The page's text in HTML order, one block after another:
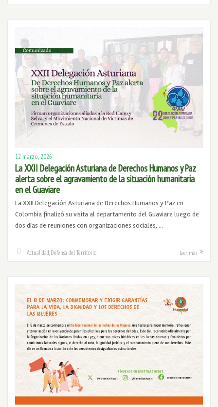
12 marzo, 2026
La XXII Delegación Asturiana de Derechos Humanos y Paz
alerta sobre el agravamiento de la situación humanitaria
en el Guaviare
La XXII Delegación Asturiana de Derechos Humanos y Paz en
Colombia finalizó su visita al departamento del Guaviare luego de
dos días de reuniones con organizaciones sociales, …
Actualidad Defensa del Territorio Leer más